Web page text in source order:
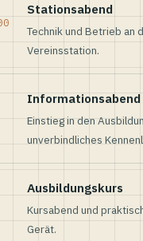
Stationsabend
Technik und Betrieb an
Vereinsstation.
Informationsabend
Einstieg in den
unverbindliches
Ausbildungskurs
Kursabend und
Gerät.